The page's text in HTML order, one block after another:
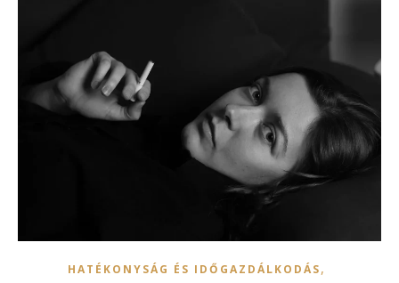
HATÉKONYSÁG ÉS IDŐGAZDÁLKODÁS,